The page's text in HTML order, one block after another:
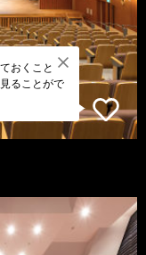
おくこと
ることがで